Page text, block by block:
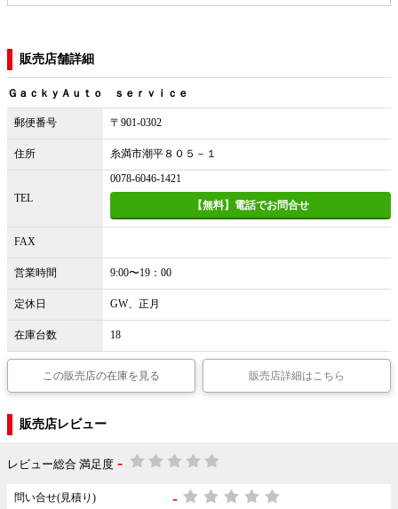
販売店舗詳細
ＧａｃｋｙＡｕｔｏ ｓｅｒｖｉｃｅ
郵便番号 〒901-0302
住所 糸満市潮平８０５－１
TEL
0078-6046-1421
【無料】電話でお問合せ
FAX
営業時間 9:00〜19：00
定休日 GW、正月
在庫台数 18
この販売店の在庫を見る 販売店詳細はこちら
販売店レビュー
レビュー総合 満足度 -
問い合せ(見積り) -